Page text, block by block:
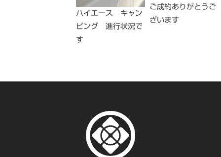
ハイエース キャン
ピング 進行状況で
す
ご成約ありがとうご
ざいます